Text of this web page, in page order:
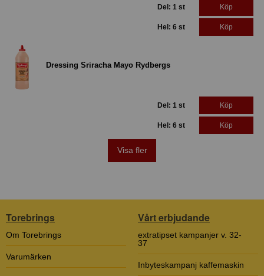
Del: 1 st Köp
Hel: 6 st Köp
Dressing Sriracha Mayo Rydbergs
Del: 1 st Köp
Hel: 6 st Köp
Visa fler
Torebrings
Om Torebrings
Varumärken
Vårt erbjudande
extratipset kampanjer v. 32-
37
Inbyteskampanj kaffemaskin